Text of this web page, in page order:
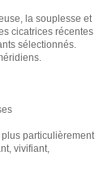
la souplesse et
cicatrices récentes
sélectionnés.
particulièrement
vivifiant,